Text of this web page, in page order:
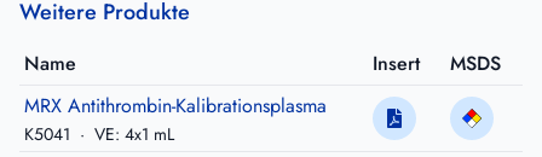
Weitere Produkte
Name Insert
MSDS
MRX Antithrombin-Kalibrationsplasma
K5041 · VE: 4x1 mL